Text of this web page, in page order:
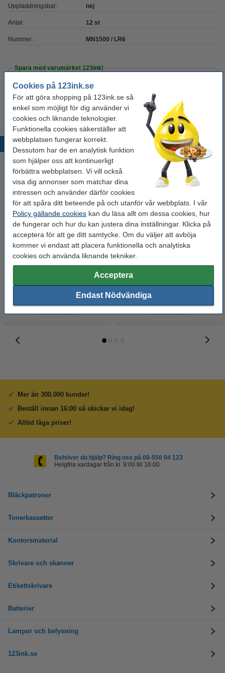
Cookies på 123ink.se
För att göra shopping på 123ink.se så
enkel som möjligt för dig använder vi
cookies och liknande teknologier.
Funktionella cookies säkerställer att
webbplatsen fungerar korrekt.
Dessutom har de en analytisk funktion
som hjälper oss att kontinuerligt
förbättra webbplatsen. Vi vill också
visa dig annonser som matchar dina
intressen och använder därför cookies
för att spåra ditt beteende på och utanför vår webbplats. I vår
Policy gällande cookies kan du läsa allt om dessa cookies, hur
de fungerar och hur du kan justera dina inställningar. Klicka på
acceptera för att ge ditt samtycke. Om du väljer att avböja
kommer vi endast att placera funktionella och analytiska
cookies och använda liknande tekniker.
Acceptera
Endast Nödvändiga
Uppladdningsbar: nej
Antal: 12 st
Nummer: MN1500 / LR6
Spara med varumärket 123ink!
123ink Xtreme Power MN1500 AA/LR6 batteri
24st
175 kr
Populära produkter
Varumärket 123ink
ersätter Brother TN-2420 svart
Philips Power Alkaline LR03
Micro AAA batteri 12st
Mer än 300.000 kunder!
Beställ innan 16:00 så skickar vi idag!
Alltid låga priser!
Behöver du hjälp? Ring oss på 08-550 04 123
Helgfria vardagar från kl. 9:00 till 16:00
Bläckpatroner
Tonerkassetter
Kontorsmaterial
Skrivare och skanner
Etikettskrivare
Batterier
Lampor och belysning
123ink.se